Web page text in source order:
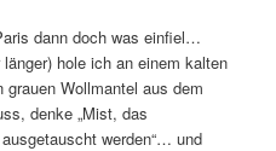
dann doch was einfiel…
hole ich an einem kalten
Wollmantel aus dem
denke „Mist, das
werden“… und